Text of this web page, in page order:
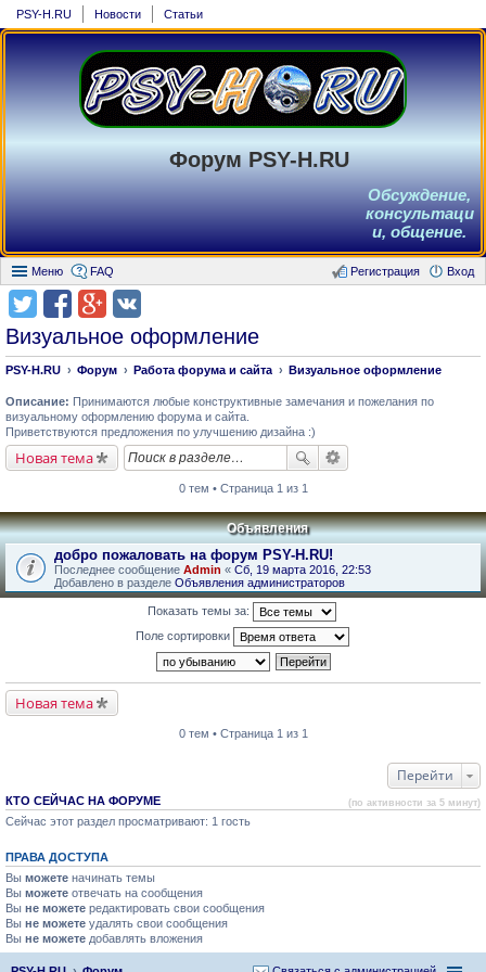
PSY-H.RU Новости Статьи
Форум PSY-H.RU
Обсуждение,
консультаци
и, общение.
Меню FAQ Вход
Регистрация
Визуальное оформление
PSY-H.RU Форум Работа форума и сайта Визуальное оформление
Описание: Принимаются любые конструктивные замечания и пожелания по
визуальному оформлению форума и сайта.
Приветствуются предложения по улучшению дизайна :)
Новая тема
0 тем • Страница 1 из 1
Объявления
добро пожаловать на форум PSY-H.RU!
Последнее сообщение Admin « Сб, 19 марта 2016, 22:53
Добавлено в разделе Объявления администраторов
Показать темы за:
Поле сортировки
Новая тема
0 тем • Страница 1 из 1
Перейти
КТО СЕЙЧАС НА ФОРУМЕ (по активности за 5 минут)
Сейчас этот раздел просматривают: 1 гость
ПРАВА ДОСТУПА
Вы можете начинать темы
Вы можете отвечать на сообщения
Вы не можете редактировать свои сообщения
Вы не можете удалять свои сообщения
Вы не можете добавлять вложения